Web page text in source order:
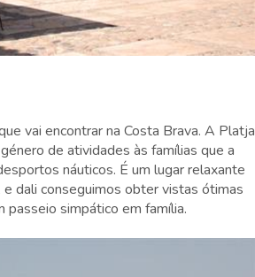
vai encontrar na Costa Brava. A Platja
de atividades às famílias que a
náuticos. É um lugar relaxante
dali conseguimos obter vistas ótimas
simpático em família.